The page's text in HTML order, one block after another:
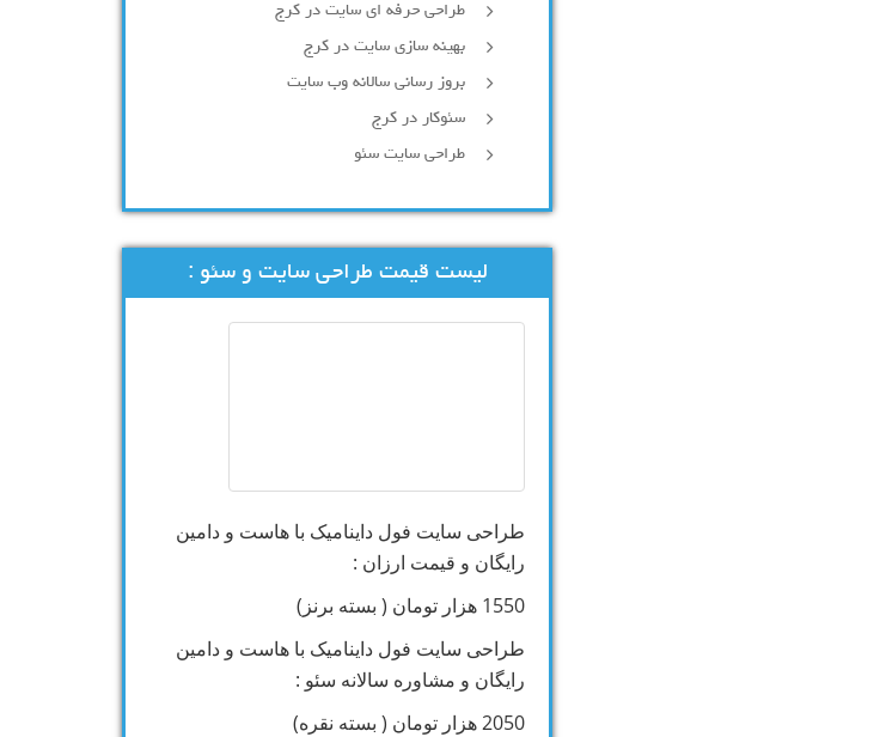
طراحی حرفه ای سایت در کرج
بهینه سازی سایت در کرج
بروز رسانی سالانه وب سایت
سئوکار در کرج
طراحی سایت سئو
لیست قیمت طراحی سایت و سئو :
طراحی سایت فول داینامیک با هاست و دامین
رایگان و قیمت ارزان :
1550 هزار تومان ( بسته برنز)
طراحی سایت فول داینامیک با هاست و دامین
رایگان و مشاوره سالانه سئو :
2050 هزار تومان ( بسته نقره)